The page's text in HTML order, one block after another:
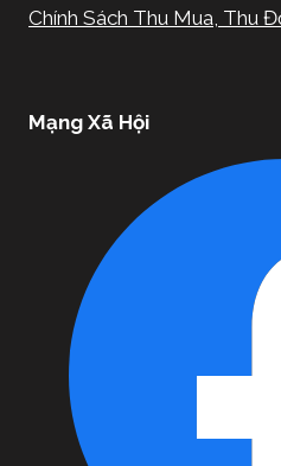
Chính Sách Thu Mua, Thu
Mạng Xã Hội